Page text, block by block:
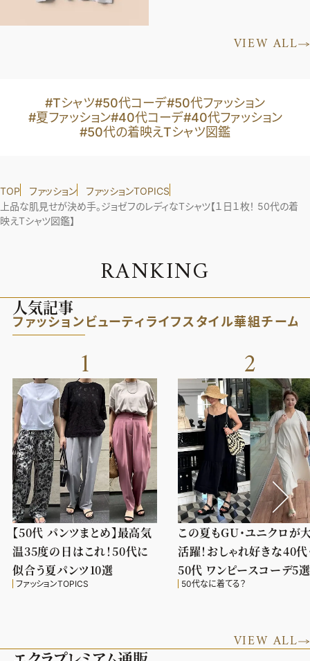
VIEW ALL
#Tシャツ#50代コーデ#50代ファッション
#夏ファッション#40代コーデ#40代ファッション
#50代の着映えTシャツ図鑑
TOP ファッション
ファッションTOPICS
上品な肌見せが決め手。ジョゼフのレディなTシャツ【１日１枚！ 50代の着
映えTシャツ図鑑】
RANKING
人気記事
ファッション ビューティライフスタイル華組チーム
1
【50代 パンツまとめ】最高気
温35度の日はこれ！50代に
似合う夏パンツ10選
ファッションTOPICS
2
この夏もGU・ユニクロが
活躍！おしゃれ好きな40代
50代 ワンピースコーデ5
50代なに着てる？
VIEW ALL